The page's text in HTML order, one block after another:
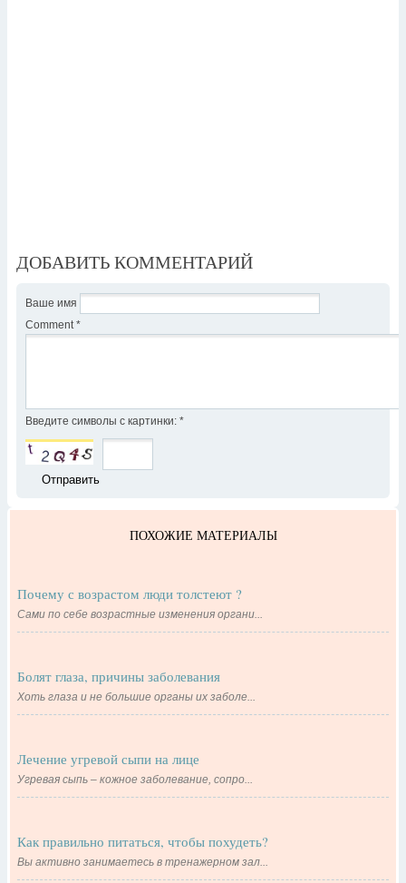
ДОБАВИТЬ КОММЕНТАРИЙ
Ваше имя
Comment *
Введите символы с картинки: *
ПОХОЖИЕ МАТЕРИАЛЫ
Почему с возрастом люди толстеют ?
Сами по себе возрастные изменения органи...
Болят глаза, причины заболевания
Хоть глаза и не большие органы их заболе...
Лечение угревой сыпи на лице
Угревая сыпь – кожное заболевание, сопро...
Как правильно питаться, чтобы похудеть?
Вы активно занимаетесь в тренажерном зал...